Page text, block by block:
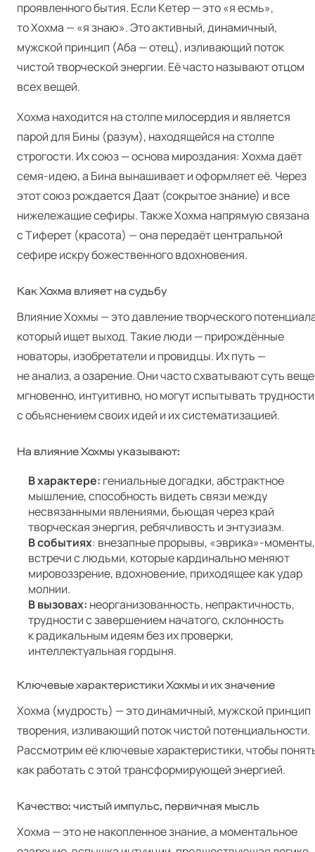
проявленного бытия. Если Кетер — это «я есмь»,
то Хохма — «я знаю». Это активный, динамичный,
мужской принцип (Аба — отец), изливающий поток
чистой творческой энергии. Её часто называют отцом
всех вещей.
Хохма находится на столпе милосердия и является
парой для Бины (разум), находящейся на столпе
строгости. Их союз — основа мироздания: Хохма даёт
семя-идею, а Бина вынашивает и оформляет её. Через
этот союз рождается Даат (сокрытое знание) и все
нижележащие сефиры. Также Хохма напрямую связана
с Тиферет (красота) — она передаёт центральной
сефире искру божественного вдохновения.
Как Хохма влияет на судьбу
Влияние Хохмы — это давление творческого
который ищет выход. Такие люди — прирождённые
новаторы, изобретатели и провидцы. Их путь —
не анализ, а озарение. Они часто схватывают суть
мгновенно, интуитивно, но могут испытывать трудности
с объяснением своих идей и их систематизацией.
На влияние Хохмы указывают:
В характере: гениальные догадки, абстрактное
мышление, способность видеть связи между
несвязанными явлениями, бьющая через край
творческая энергия, ребячливость и энтузиазм.
В событиях: внезапные прорывы, «эврика»-моменты,
встречи с людьми, которые кардинально меняют
мировоззрение, вдохновение, приходящее как удар
молнии.
В вызовах: неорганизованность, непрактичность,
трудности с завершением начатого, склонность
к радикальным идеям без их проверки,
интеллектуальная гордыня.
Ключевые характеристики Хохмы и их значение
Хохма (мудрость) — это динамичный, мужской принцип
творения, изливающий поток чистой потенциальности.
Рассмотрим её ключевые характеристики, чтобы
как работать с этой трансформирующей энергией.
Качество: чистый импульс, первичная мысль
Хохма — это не накопленное знание, а моментальное